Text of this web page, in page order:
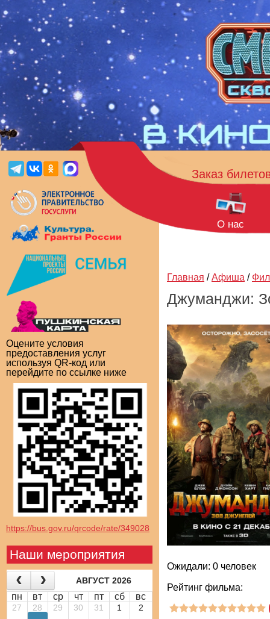
Оцените условия
предоставления услуг
используя QR-код или
перейдите по ссылке ниже
https://bus.gov.ru/qrcode/rate/349028
Наши мероприятия
АВГУСТ 2026
пн вт ср чт пт сб вс
27 28 29 30 31 1 2
Заказ
О нас
Главная / Афиша /
Джуманджи:
Ожидали: 0 человек
Рейтинг фильма: